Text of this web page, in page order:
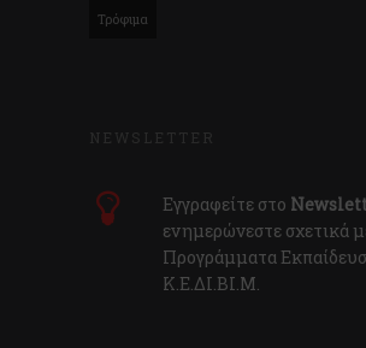
Τρόφιμα
NEWSLETTER
Εγγραφείτε στο
ενημερώνεστε σχετικά
Προγράμματα
Κ.E.ΔI.ΒI.Μ.